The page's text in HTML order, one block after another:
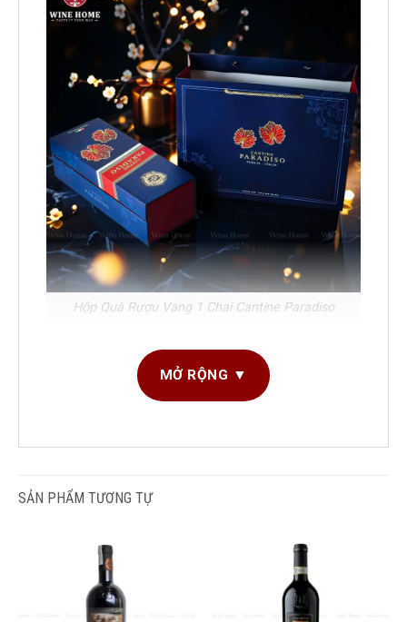
Hộp Quà Rượu Vang 1 Chai Cantine Paradiso
1. Hộp Quà Rượu Vang – Xu Hướng Quà Tặng
Hiện Đại Và Tinh Tế
cấp tại Việt Nam chứng kiến sự dịch chuyển rõ rệt
pháp quà tặng mang giá trị trải nghiệm và biểu
nhập khẩu
nổi lên như một lựa chọn được ưa
chuộng hàng đầu trong các dịp lễ Tết, tri ân đối
tác, khách hàng và quà tặng doanh nghiệp.
MỞ RỘNG ▼
SẢN PHẨM TƯƠNG TỰ